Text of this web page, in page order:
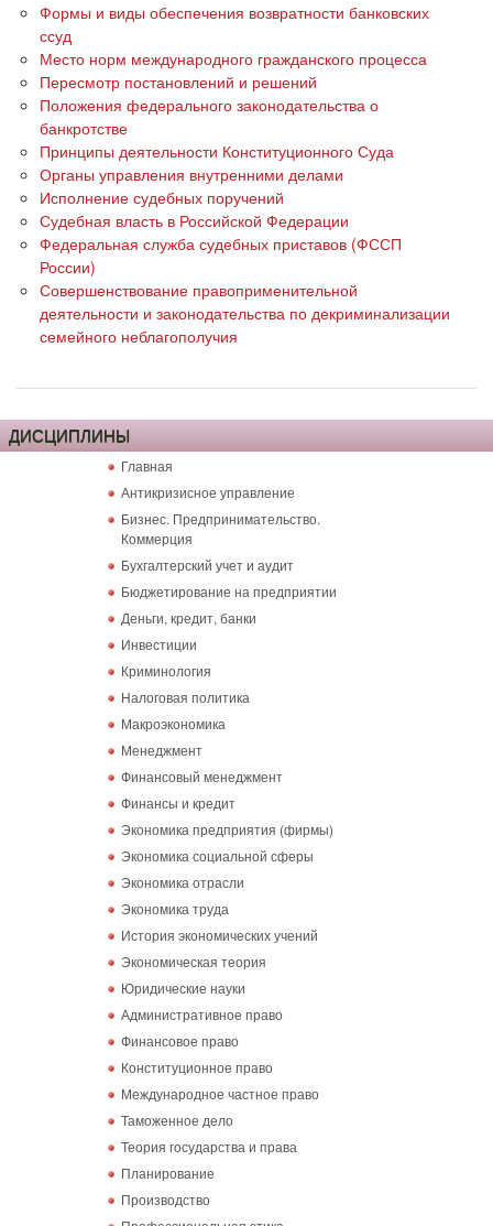
Формы и виды обеспечения возвратности банковских
ссуд
Место норм международного гражданского процесса
Пересмотр постановлений и решений
Положения федерального законодательства о
банкротстве
Принципы деятельности Конституционного Суда
Органы управления внутренними делами
Исполнение судебных поручений
Судебная власть в Российской Федерации
Федеральная служба судебных приставов (ФССП
России)
Совершенствование правоприменительной
деятельности и законодательства по декриминализации
семейного неблагополучия
ДИСЦИПЛИНЫ
Главная
Антикризисное управление
Бизнес. Предпринимательство.
Коммерция
Бухгалтерский учет и аудит
Бюджетирование на предприятии
Деньги, кредит, банки
Инвестиции
Криминология
Налоговая политика
Макроэкономика
Менеджмент
Финансовый менеджмент
Финансы и кредит
Экономика предприятия (фирмы)
Экономика социальной сферы
Экономика отрасли
Экономика труда
История экономических учений
Экономическая теория
Юридические науки
Административное право
Финансовое право
Конституционное право
Международное частное право
Таможенное дело
Теория государства и права
Планирование
Производство